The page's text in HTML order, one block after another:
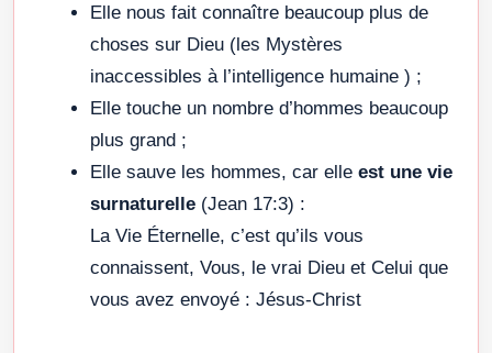
Elle nous fait connaître beaucoup plus de
choses sur Dieu (les Mystères
inaccessibles à l’intelligence humaine ) ;
Elle touche un nombre d’hommes beaucoup
plus grand ;
Elle sauve les hommes, car elle est une vie
surnaturelle (Jean 17:3) :
La Vie Éternelle, c’est qu’ils vous
connaissent, Vous, le vrai Dieu et Celui que
vous avez envoyé : Jésus-Christ